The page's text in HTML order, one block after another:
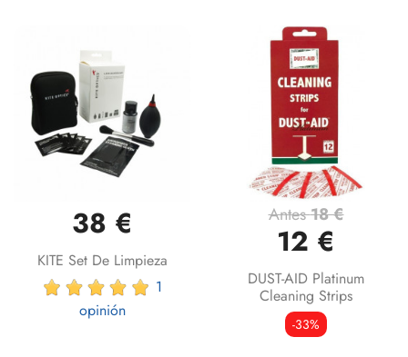
38 €
KITE Set De Limpieza
1
opinión
Antes18 €
12 €
DUST-AID Platinum
Cleaning Strips
-33%